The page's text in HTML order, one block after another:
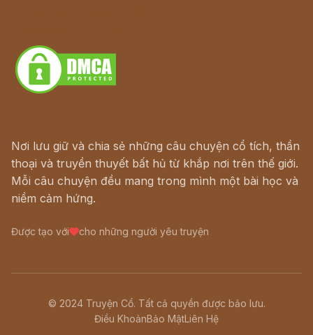
Nơi lưu giữ và chia sẻ những câu chuyện cổ tích, thần
thoại và truyền thuyết bất hủ từ khắp nơi trên thế giới.
Mỗi câu chuyện đều mang trong mình một bài học và
niềm cảm hứng.
Được tạo với cho những người yêu truyện
© 2024 Truyện Cổ. Tất cả quyền được bảo lưu.
Điều KhoảnBảo MậtLiên Hệ